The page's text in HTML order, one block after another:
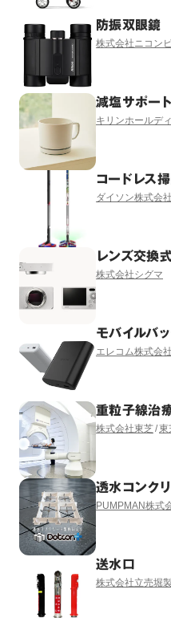
防振双眼鏡
株式会社ニコン
減塩サポー
キリンホールデ
コードレス
ダイソン株式会社
レンズ交換
株式会社シグマ
モバイルバ
エレコム株式会社
重粒子線治
株式会社東芝 東
透水コンク
PUMPMAN株式
送水口
株式会社立売堀